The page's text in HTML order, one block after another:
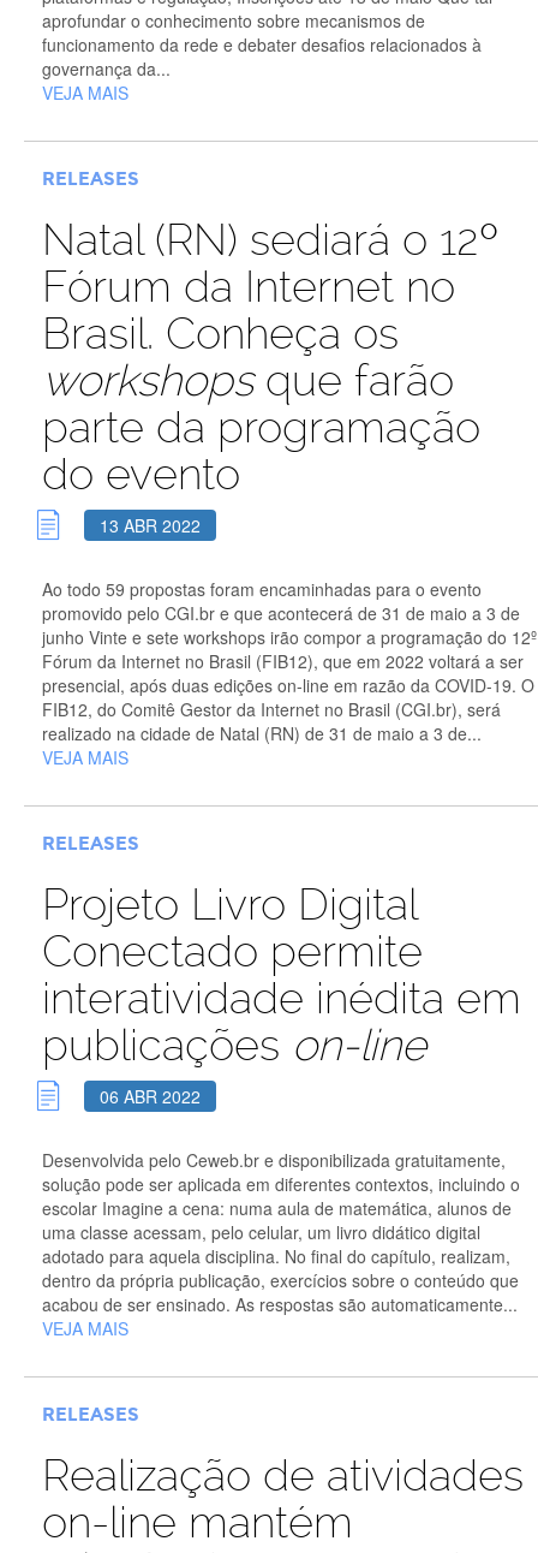
aprofundar o conhecimento sobre mecanismos de
funcionamento da rede e debater desafios relacionados à
governança da...
VEJA MAIS
RELEASES
Natal (RN) sediará o 12º
Fórum da Internet no
Brasil. Conheça os
workshopsque farão
parte da programação
do evento
13 ABR 2022
Ao todo 59 propostas foram encaminhadas para o evento
promovido pelo CGI.br e que acontecerá de 31 de maio a 3 de
junho Vinte e sete workshops irão compor a programação do 12º
Fórum da Internet no Brasil (FIB12), que em 2022 voltará a ser
presencial, após duas edições on-line em razão da COVID-19. O
FIB12, do Comitê Gestor da Internet no Brasil (CGI.br), será
realizado na cidade de Natal (RN) de 31 de maio a 3 de...
VEJA MAIS
RELEASES
Projeto Livro Digital
Conectado permite
interatividade inédita em
publicações on-line
06 ABR 2022
Desenvolvida pelo Ceweb.br e disponibilizada gratuitamente,
solução pode ser aplicada em diferentes contextos, incluindo o
escolar Imagine a cena: numa aula de matemática, alunos de
uma classe acessam, pelo celular, um livro didático digital
adotado para aquela disciplina. No final do capítulo, realizam,
dentro da própria publicação, exercícios sobre o conteúdo que
acabou de ser ensinado. As respostas são automaticamente...
VEJA MAIS
RELEASES
Realização de atividades
on-line mantém